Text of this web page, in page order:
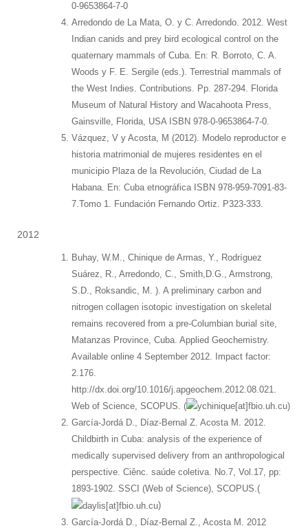
0-9653864-7-0
Arredondo de La Mata, O. y C. Arredondo. 2012. West
Indian canids and prey bird ecological control on the
quaternary mammals of Cuba. En: R. Borroto, C. A.
Woods y F. E. Sergile (eds.). Terrestrial mammals of
the West Indies. Contributions. Pp. 287-294. Florida
Museum of Natural History and Wacahoota Press,
Gainsville, Florida, USA ISBN 978-0-9653864-7-0.
Vázquez, V y Acosta, M (2012). Modelo reproductor e
historia matrimonial de mujeres residentes en el
municipio Plaza de la Revolución, Ciudad de La
Habana. En: Cuba etnográfica ISBN 978-959-7091-83-
7.Tomo 1. Fundación Fernando Ortiz. P323-333.
2012
Buhay, W.M., Chinique de Armas, Y., Rodríguez
Suárez, R., Arredondo, C., Smith,D.G., Armstrong,
S.D., Roksandic, M. ). A preliminary carbon and
nitrogen collagen isotopic investigation on skeletal
remains recovered from a pre-Columbian burial site,
Matanzas Province, Cuba. Applied Geochemistry.
Available online 4 September 2012. Impact factor:
2.176.
http://dx.doi.org/10.1016/j.apgeochem.2012.08.021.
Web of Science, SCOPUS. (
)
García-Jordá D., Díaz-Bernal Z. Acosta M. 2012.
Childbirth in Cuba: analysis of the experience of
medically supervised delivery from an anthropological
perspective. Ciênc. saúde coletiva. No.7, Vol.17, pp:
1893-1902. SSCI (Web of Science), SCOPUS.(
)
García-Jordá D., Díaz-Bernal Z., Acosta M. 2012